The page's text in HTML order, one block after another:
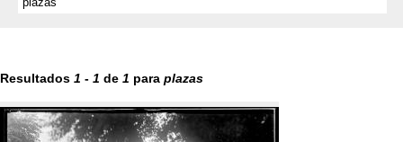
Resultados 1 - 1 de 1 para plazas